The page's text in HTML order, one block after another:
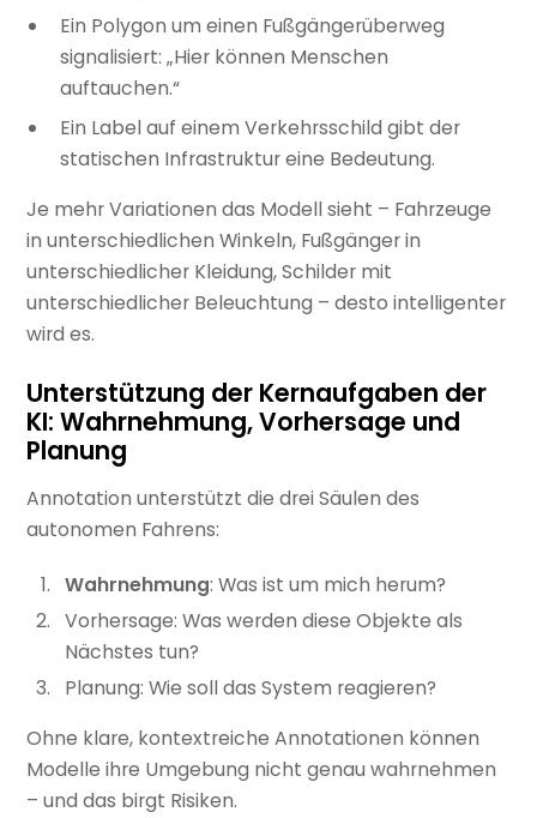
Ein Polygon um einen Fußgängerüberweg
signalisiert: „Hier können Menschen
auftauchen.“
Ein Label auf einem Verkehrsschild gibt der
statischen Infrastruktur eine Bedeutung.
Je mehr Variationen das Modell sieht – Fahrzeuge
in unterschiedlichen Winkeln, Fußgänger in
unterschiedlicher Kleidung, Schilder mit
unterschiedlicher Beleuchtung – desto intelligenter
wird es.
Unterstützung der Kernaufgaben der
KI: Wahrnehmung, Vorhersage und
Planung
Annotation unterstützt die drei Säulen des
autonomen Fahrens:
Wahrnehmung: Was ist um mich herum?
Vorhersage: Was werden diese Objekte als
Nächstes tun?
Planung: Wie soll das System reagieren?
Ohne klare, kontextreiche Annotationen können
Modelle ihre Umgebung nicht genau wahrnehmen
– und das birgt Risiken.